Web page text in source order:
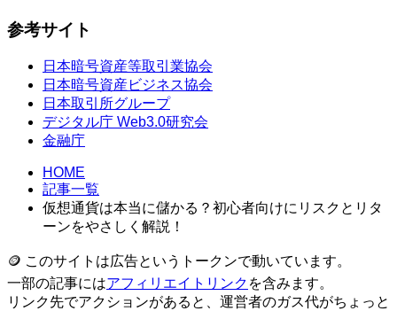
参考サイト
日本暗号資産等取引業協会
日本暗号資産ビジネス協会
日本取引所グループ
デジタル庁 Web3.0研究会
金融庁
HOME
記事一覧
仮想通貨は本当に儲かる？初心者向けにリスクとリタ
ーンをやさしく解説！
🪙 このサイトは広告というトークンで動いています。
一部の記事にはアフィリエイトリンク を含みます。
リンク先でアクションがあると、運営者のガス代がちょっと